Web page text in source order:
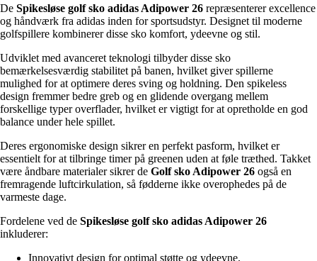
De Spikesløse golf sko adidas Adipower 26 repræsenterer excellence
og håndværk fra adidas inden for sportsudstyr. Designet til moderne
golfspillere kombinerer disse sko komfort, ydeevne og stil.
Udviklet med avanceret teknologi tilbyder disse sko
bemærkelsesværdig stabilitet på banen, hvilket giver spillerne
mulighed for at optimere deres sving og holdning. Den spikeless
design fremmer bedre greb og en glidende overgang mellem
forskellige typer overflader, hvilket er vigtigt for at opretholde en god
balance under hele spillet.
Deres ergonomiske design sikrer en perfekt pasform, hvilket er
essentielt for at tilbringe timer på greenen uden at føle træthed. Takket
være åndbare materialer sikrer de Golf sko Adipower 26 også en
fremragende luftcirkulation, så fødderne ikke overophedes på de
varmeste dage.
Fordelene ved de Spikesløse golf sko adidas Adipower 26
inkluderer:
Innovativt design for optimal støtte og ydeevne.